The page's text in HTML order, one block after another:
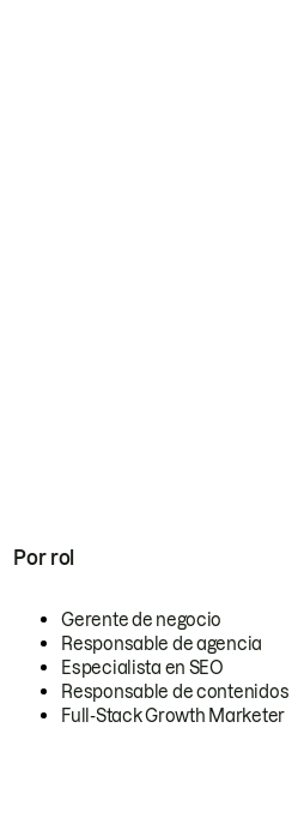
Por rol
Gerente de negocio
Responsable de agencia
Especialista en SEO
Responsable de contenidos
Full-Stack Growth Marketer